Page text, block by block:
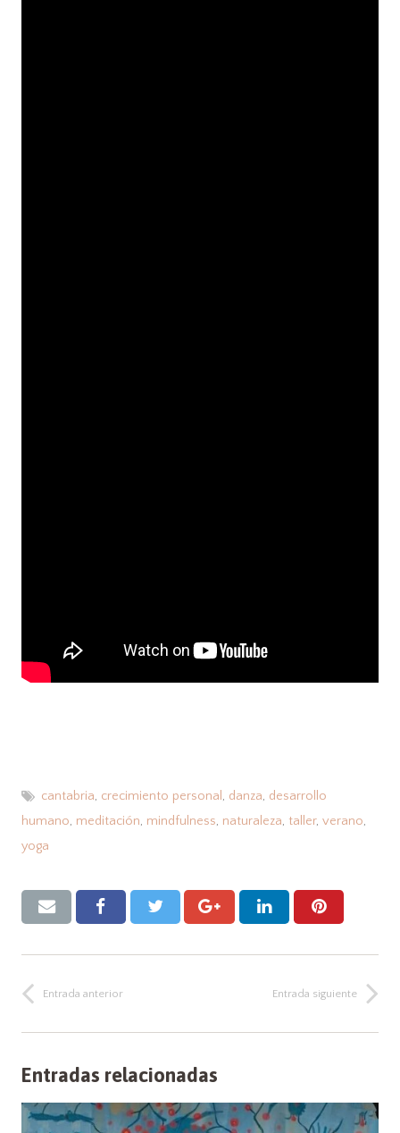
cantabria, crecimiento personal , danza, desarrollo
humano, meditación, mindfulness, naturaleza, taller, verano,
yoga
Entrada anterior Entrada siguiente
Entradas relacionadas